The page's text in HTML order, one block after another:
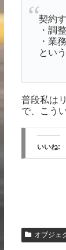
契約
・調
・業
とい
普段私は
で、こう
いいね:
オブジェ